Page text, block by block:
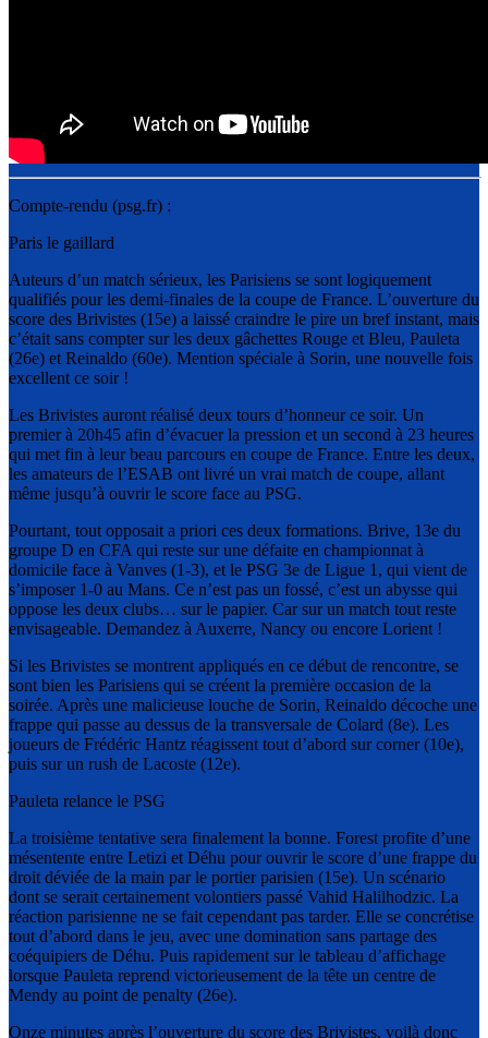
Compte-rendu (psg.fr) :
Paris le gaillard
Auteurs d’un match sérieux, les Parisiens se sont logiquement
qualifiés pour les demi-finales de la coupe de France. L’ouverture du
score des Brivistes (15e) a laissé craindre le pire un bref instant, mais
c’était sans compter sur les deux gâchettes Rouge et Bleu, Pauleta
(26e) et Reinaldo (60e). Mention spéciale à Sorin, une nouvelle fois
excellent ce soir !
Les Brivistes auront réalisé deux tours d’honneur ce soir. Un
premier à 20h45 afin d’évacuer la pression et un second à 23 heures
qui met fin à leur beau parcours en coupe de France. Entre les deux,
les amateurs de l’ESAB ont livré un vrai match de coupe, allant
même jusqu’à ouvrir le score face au PSG.
Pourtant, tout opposait a priori ces deux formations. Brive, 13e du
groupe D en CFA qui reste sur une défaite en championnat à
domicile face à Vanves (1-3), et le PSG 3e de Ligue 1, qui vient de
s’imposer 1-0 au Mans. Ce n’est pas un fossé, c’est un abysse qui
oppose les deux clubs… sur le papier. Car sur un match tout reste
envisageable. Demandez à Auxerre, Nancy ou encore Lorient !
Si les Brivistes se montrent appliqués en ce début de rencontre, se
sont bien les Parisiens qui se créent la première occasion de la
soirée. Après une malicieuse louche de Sorin, Reinaldo décoche une
frappe qui passe au dessus de la transversale de Colard (8e). Les
joueurs de Frédéric Hantz réagissent tout d’abord sur corner (10e),
puis sur un rush de Lacoste (12e).
Pauleta relance le PSG
La troisième tentative sera finalement la bonne. Forest profite d’une
mésentente entre Letizi et Déhu pour ouvrir le score d’une frappe du
droit déviée de la main par le portier parisien (15e). Un scénario
dont se serait certainement volontiers passé Vahid Halilhodzic. La
réaction parisienne ne se fait cependant pas tarder. Elle se concrétise
tout d’abord dans le jeu, avec une domination sans partage des
coéquipiers de Déhu. Puis rapidement sur le tableau d’affichage
lorsque Pauleta reprend victorieusement de la tête un centre de
Mendy au point de penalty (26e).
Onze minutes après l’ouverture du score des Brivistes, voilà donc